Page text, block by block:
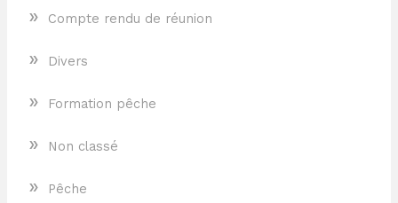
» Compte rendu de réunion
» Divers
» Formation pêche
» Non classé
» Pêche